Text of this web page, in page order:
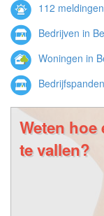
112
Bedrijven in
Woningen in
Weten
te vallen?